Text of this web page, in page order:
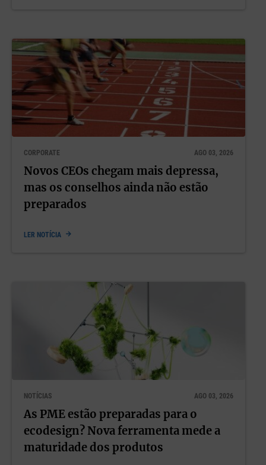
CORPORATE AGO 03, 2026
Novos CEOs chegam mais depressa,
mas os conselhos ainda não estão
preparados
LER NOTÍCIA
NOTÍCIAS AGO 03, 2026
As PME estão preparadas para o
ecodesign? Nova ferramenta mede a
maturidade dos produtos